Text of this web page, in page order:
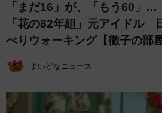
「まだ16」が、「もう60」
「花の82年組」元アイドル
べりウォーキング【徹子の部屋
まいどなニュース